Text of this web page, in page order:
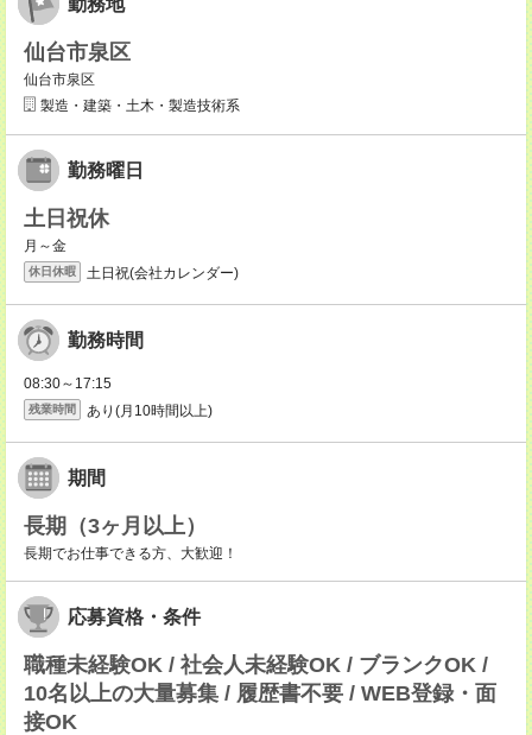
勤務地
仙台市泉区
仙台市泉区
製造・建築・土木・製造技術系
勤務曜日
土日祝休
月～金
休日休暇 土日祝(会社カレンダー)
勤務時間
08:30～17:15
残業時間 あり(月10時間以上)
期間
長期（3ヶ月以上）
長期でお仕事できる方、大歓迎！
応募資格・条件
職種未経験OK / 社会人未経験OK / ブランクOK /
10名以上の大量募集 / 履歴書不要 / WEB登録・面
接OK